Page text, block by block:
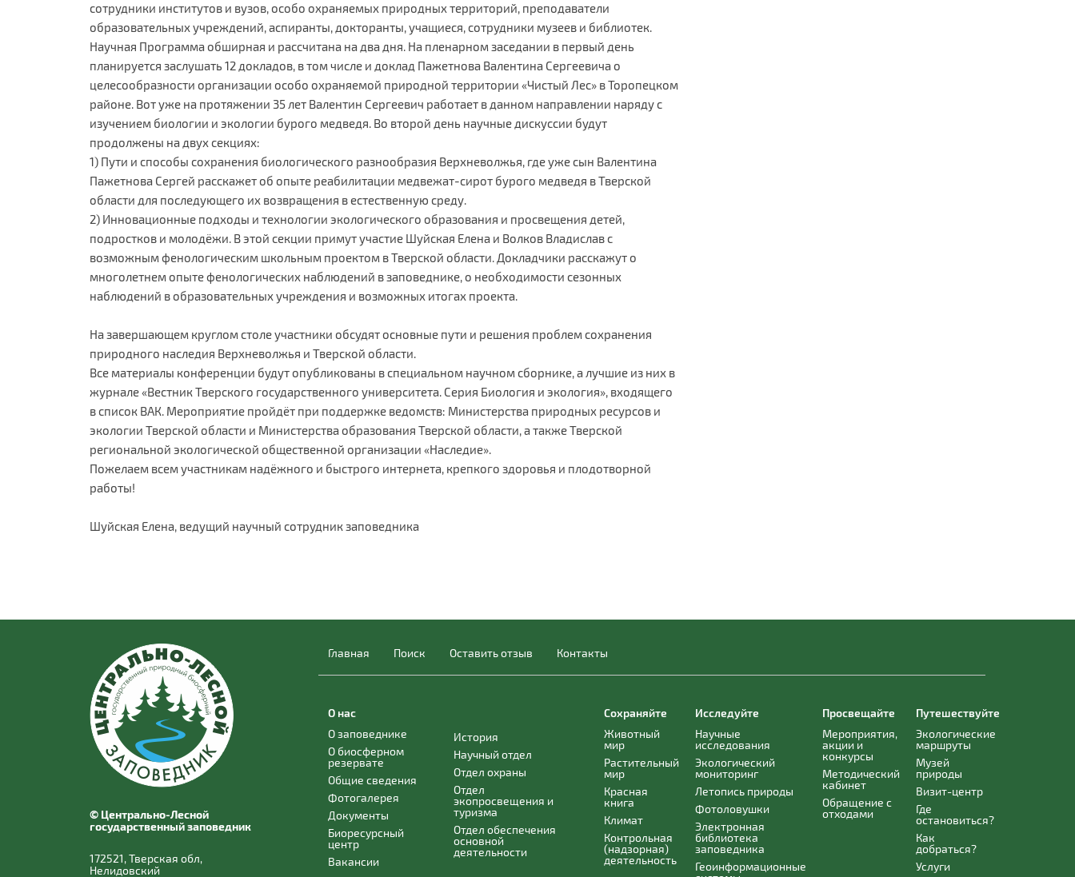
сотрудники институтов и вузов, особо охраняемых природных территорий, преподаватели
образовательных учреждений, аспиранты, докторанты, учащиеся, сотрудники музеев и библиотек.
Научная Программа обширная и рассчитана на два дня. На пленарном заседании в первый день
планируется заслушать 12 докладов, в том числе и доклад Пажетнова Валентина Сергеевича о
целесообразности организации особо охраняемой природной территории «Чистый Лес» в Торопецком
районе. Вот уже на протяжении 35 лет Валентин Сергеевич работает в данном направлении наряду с
изучением биологии и экологии бурого медведя. Во второй день научные дискуссии будут
продолжены на двух секциях:
1) Пути и способы сохранения биологического разнообразия Верхневолжья, где уже сын Валентина
Пажетнова Сергей расскажет об опыте реабилитации медвежат-сирот бурого медведя в Тверской
области для последующего их возвращения в естественную среду.
2) Инновационные подходы и технологии экологического образования и просвещения детей,
подростков и молодёжи. В этой секции примут участие Шуйская Елена и Волков Владислав с
возможным фенологическим школьным проектом в Тверской области. Докладчики расскажут о
многолетнем опыте фенологических наблюдений в заповеднике, о необходимости сезонных
наблюдений в образовательных учреждения и возможных итогах проекта.
На завершающем круглом столе участники обсудят основные пути и решения проблем сохранения
природного наследия Верхневолжья и Тверской области.
Все материалы конференции будут опубликованы в специальном научном сборнике, а лучшие из них в
журнале «Вестник Тверского государственного университета. Серия Биология и экология», входящего
в список ВАК. Мероприятие пройдёт при поддержке ведомств: Министерства природных ресурсов и
экологии Тверской области и Министерства образования Тверской области, а также Тверской
региональной экологической общественной организации «Наследие».
Пожелаем всем участникам надёжного и быстрого интернета, крепкого здоровья и плодотворной
работы!
Шуйская Елена, ведущий научный сотрудник заповедника
© Центрально-Лесной
государственный заповедник
172521, Тверская обл,
Нелидовский
Главная Поиск Оставить отзыв Контакты
О нас
О заповеднике
О биосферном
резервате
Общие сведения
Фотогалерея
Документы
Биоресурсный
центр
Вакансии
История
Научный отдел
Отдел охраны
Отдел
экопросвещения и
туризма
Отдел обеспечения
основной
деятельности
Сохраняйте
Животный
мир
Растительный
мир
Красная
книга
Климат
Контрольная
(надзорная)
деятельность
Исследуйте
Научные
исследования
Экологический
мониторинг
Летопись природы
Фотоловушки
Электронная
библиотека
заповедника
Геоинформационные
Просвещайте
Мероприятия,
акции и
конкурсы
Методический
кабинет
Обращение с
отходами
Путешествуйте
Экологические
маршруты
Музей
природы
Визит-центр
Где
остановиться?
Как
добраться?
Услуги